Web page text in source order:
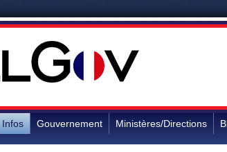
Infos Gouvernement Ministères/Directions